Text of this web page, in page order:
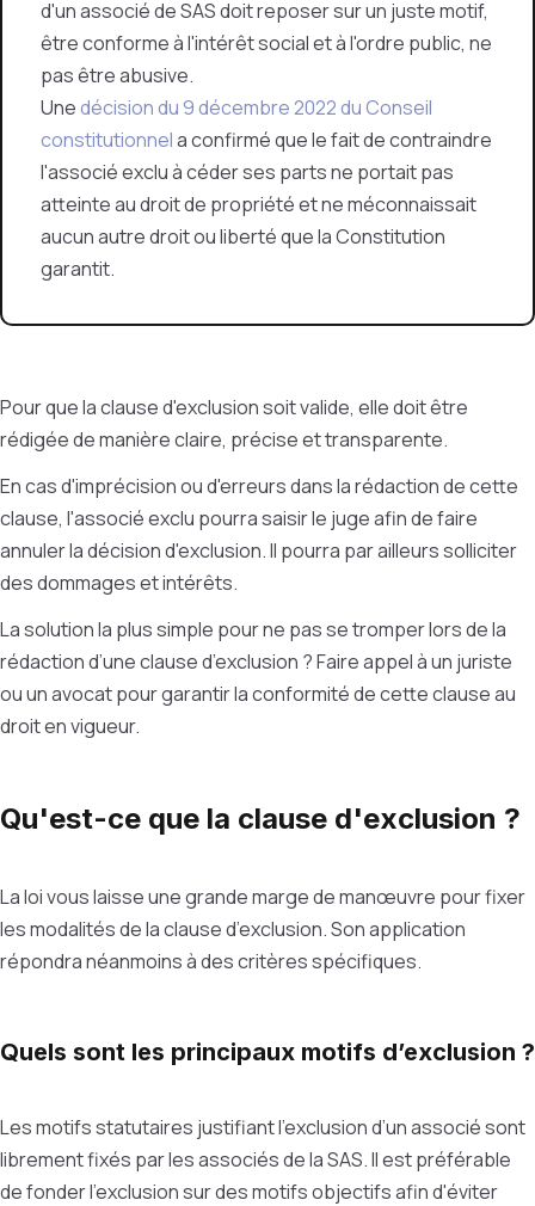
d'un associé de SAS doit reposer sur un juste motif,
être conforme à l'intérêt social et à l'ordre public, ne
pas être abusive.
Unedécision du 9 décembre 2022 du Conseil
constitutionnela confirmé que le fait de contraindre
l'associé exclu à céder ses parts ne portait pas
atteinte au droit de propriété et ne méconnaissait
aucun autre droit ou liberté que la Constitution
garantit.
Pour que la clause d'exclusion soit valide, elle doit être
rédigée de manière claire, précise et transparente.
En cas d'imprécision ou d'erreurs dans la rédaction de cette
clause, l'associé exclu pourra saisir le juge afin de faire
annuler la décision d'exclusion. Il pourra par ailleurs solliciter
des dommages et intérêts.
La solution la plus simple pour ne pas se tromper lors de la
rédaction d’une clause d’exclusion ? Faire appel à un juriste
ou un avocat pour garantir la conformité de cette clause au
droit en vigueur.
Qu'est-ce que la clause d'exclusion ?
La loi vous laisse une grande marge de manœuvre pour fixer
les modalités de la clause d’exclusion. Son application
répondra néanmoins à des critères spécifiques.
Quels sont les principaux motifs d’exclusion ?
Les motifs statutaires justifiant l’exclusion d’un associé sont
librement fixés par les associés de la SAS. Il est préférable
de fonder l'exclusion sur des motifs objectifs afin d'éviter